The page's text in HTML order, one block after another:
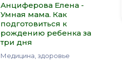
Анциферова Елена -
Умная мама. Как
подготовиться к
рождению ребенка за
три дня
Медицина, здоровье